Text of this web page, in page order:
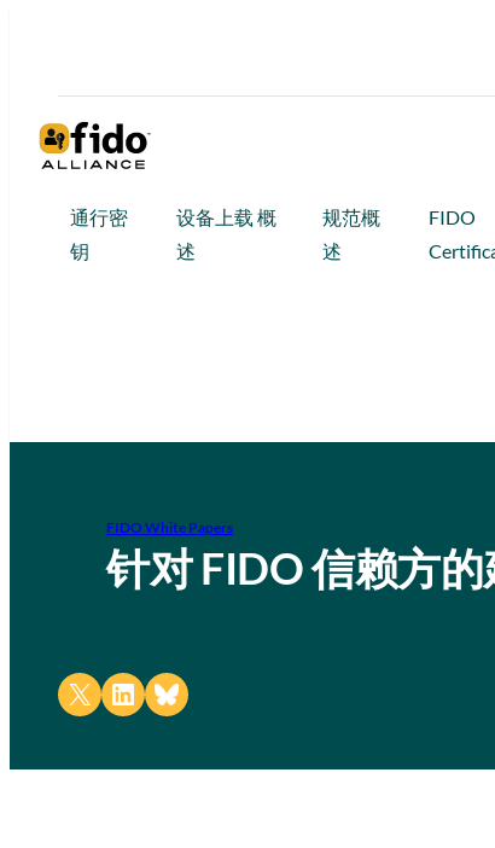
通行密
钥
设备上载 概
述
规范概
述
FIDO
FIDO White Papers
针对 FIDO 信赖方
Share on X Share on LinkedIn
Share on Bluesky